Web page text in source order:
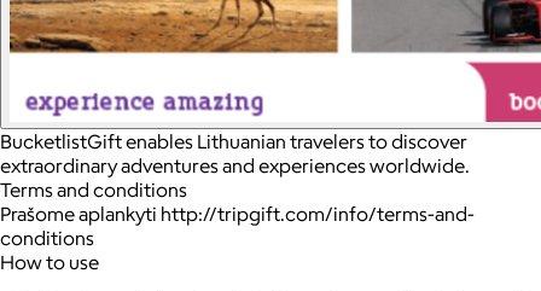
BucketlistGift enables Lithuanian travelers to discover
extraordinary adventures and experiences worldwide.
Terms and conditions
Prašome aplankyti http://tripgift.com/info/terms-and-
conditions
How to use